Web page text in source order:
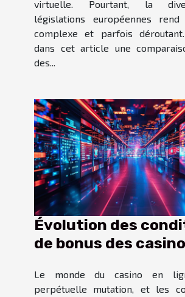
virtuelle. Pourtant, la
législations européennes
complexe et parfois
dans cet article une
des...
Évolution des
de bonus des
Le monde du casino en
perpétuelle mutation, et les